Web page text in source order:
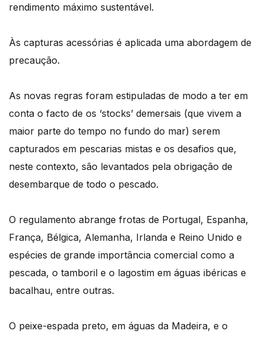
rendimento máximo sustentável.
Às capturas acessórias é aplicada uma abordagem de
precaução.
As novas regras foram estipuladas de modo a ter em
conta o facto de os ‘stocks’ demersais (que vivem a
maior parte do tempo no fundo do mar) serem
capturados em pescarias mistas e os desafios que,
neste contexto, são levantados pela obrigação de
desembarque de todo o pescado.
O regulamento abrange frotas de Portugal, Espanha,
França, Bélgica, Alemanha, Irlanda e Reino Unido e
espécies de grande importância comercial como a
pescada, o tamboril e o lagostim em águas ibéricas e
bacalhau, entre outras.
O peixe-espada preto, em águas da Madeira, e o